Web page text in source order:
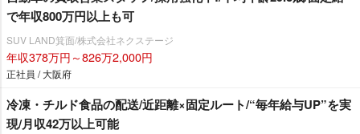
で年収800万円以上も可
SUV LAND箕面/株式会社ネクステージ
年収378万円～826万2,000円
正社員 / 大阪府
冷凍・チルド食品の配送/近距離×固定ルート/“毎年給与UP”を実
現/月収42万以上可能